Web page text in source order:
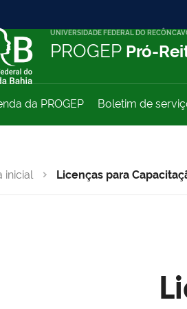
UNIVERSIDADE FEDERAL DO
PROGEP Pró-
da PROGEP Boletim de
inicial Licenças para